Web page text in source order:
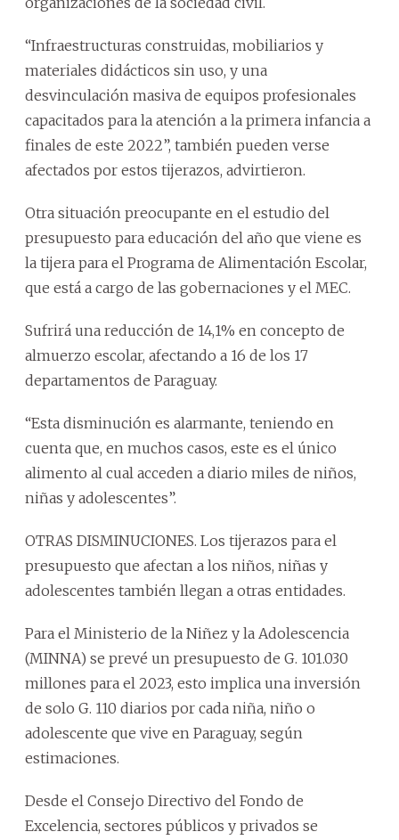
“Infraestructuras construidas, mobiliarios y
materiales didácticos sin uso, y una
desvinculación masiva de equipos profesionales
capacitados para la atención a la primera infancia a
finales de este 2022”, también pueden verse
afectados por estos tijerazos, advirtieron.
Otra situación preocupante en el estudio del
presupuesto para educación del año que viene es
la tijera para el Programa de Alimentación Escolar,
que está a cargo de las gobernaciones y el MEC.
Sufrirá una reducción de 14,1% en concepto de
almuerzo escolar, afectando a 16 de los 17
departamentos de Paraguay.
“Esta disminución es alarmante, teniendo en
cuenta que, en muchos casos, este es el único
alimento al cual acceden a diario miles de niños,
niñas y adolescentes”.
OTRAS DISMINUCIONES. Los tijerazos para el
presupuesto que afectan a los niños, niñas y
adolescentes también llegan a otras entidades.
Para el Ministerio de la Niñez y la Adolescencia
(MINNA) se prevé un presupuesto de G. 101.030
millones para el 2023, esto implica una inversión
de solo G. 110 diarios por cada niña, niño o
adolescente que vive en Paraguay, según
estimaciones.
Desde el Consejo Directivo del Fondo de
Excelencia, sectores públicos y privados se